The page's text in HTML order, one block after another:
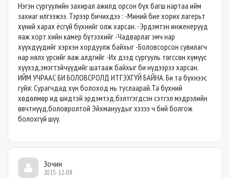
Нэгэн сургуулийн захирал ажилд орсон бүх багш нартаа ийм
захиаг илгээжээ. Тэрээр бичихдээ : -Миний бие хорих лагерьт
хүний харах ёсгүй бүхнийг олж харсан. -Эрдэмтэн инженерүүд
яаж хорт хийн камер бүтээхийг -Чадварлаг эмч нар
хүүхдүүдийг хэрхэн хордуулж байхыг -Боловсорсон сувилагч
нар нялх үрсийг яаж алдгийг -Их дээд сургууль төгссөн хүмүүс
хүүхэд,эмэгтэйчүүдийг шатааж байхыг би нүдээрээ харсан.
ИЙМ УЧРААС БИ БОЛОВСРОЛД ИТГЭХГҮЙ БАЙНА. Би та бүхнээс
гуйя: Сурагчдад хүн болоход нь туслаарай.Та бүхний
хөдөлмөр ид шидтэй эрдэмтэд,бэлтгэгдсэн сэтгэл мэдрэлийн
өвчтнүүд,боловролтой Эйхмануудыг хэзээ ч бий болгож
болохгүй шүү.
Зочин
2015-12-08